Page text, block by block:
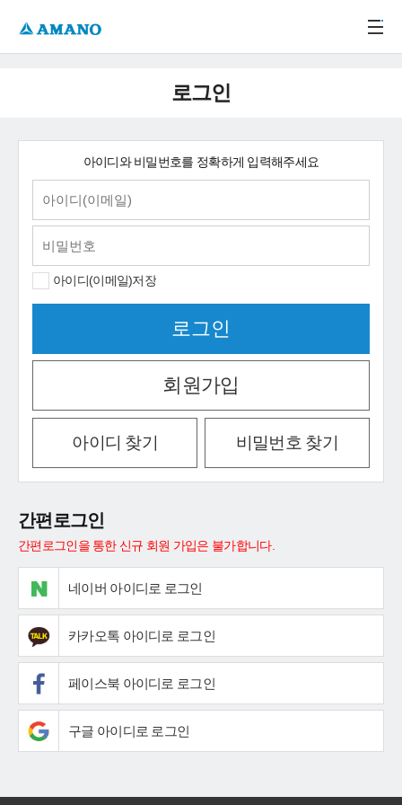
로그인
아이디와 비밀번호를 정확하게 입력해주세요
아이디(이메일)저장
회원가입
아이디 찾기 비밀번호 찾기
간편로그인
간편로그인을 통한 신규 회원 가입은 불가합니다.
네이버 아이디로 로그인
카카오톡 아이디로 로그인
페이스북 아이디로 로그인
구글 아이디로 로그인